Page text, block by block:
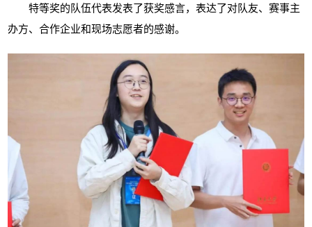
特等奖的队伍代表发表了获奖感言，表达了对队友、赛事主
办方、合作企业和现场志愿者的感谢。